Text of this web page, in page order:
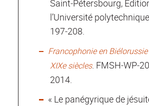
Saint‐Pétersbourg,
l’Université
197‐208.
Francophonie en
XIXe siècles.
2014.
« Le panégyrique de